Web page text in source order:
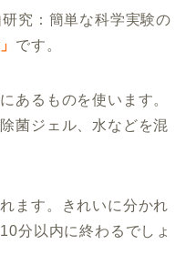
究：簡単な科学実験の
です。
あるものを使います。
菌ジェル、水などを混
ます。きれいに分かれ
分以内に終わるでしょ